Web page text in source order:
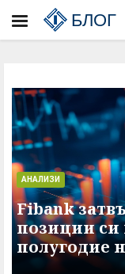
БЛОГ
АНАЛИЗИ
Fibank
позиции си
полугодие